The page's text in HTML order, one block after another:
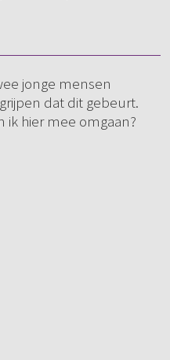
jonge mensen
dat dit gebeurt.
ik hier mee omgaan?